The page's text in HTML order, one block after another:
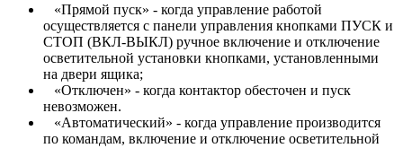
«Прямой пуск» - когда управление работой
осуществляется с панели управления кнопками ПУСК и
СТОП (ВКЛ-ВЫКЛ) ручное включение и отключение
осветительной установки кнопками, установленными
на двери ящика;
«Отключен» - когда контактор обесточен и пуск
невозможен.
«Автоматический» - когда управление производится
по командам, включение и отключение осветительной